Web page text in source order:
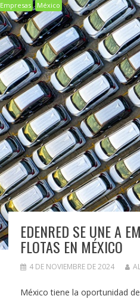
Empresas México
EDENRED SE UNE A
FLOTAS EN MÉXICO
4 DE NOVIEMBRE DE 2024
México tiene la oportunidad